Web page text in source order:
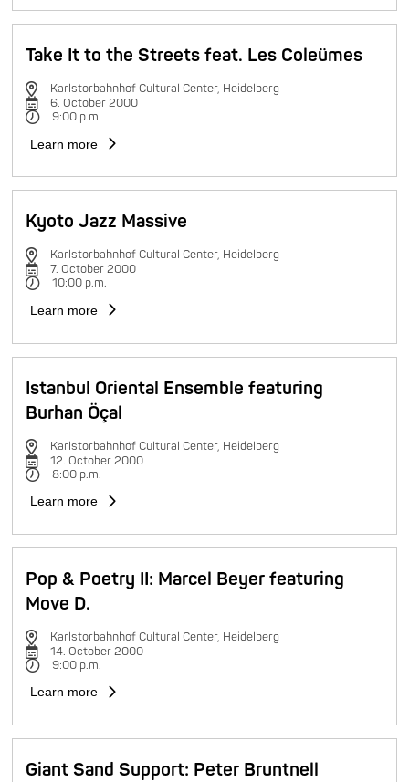
Take It to the Streets feat. Les Coleümes
Karlstorbahnhof Cultural Center, Heidelberg
6. October 2000
9:00 p.m.
Learn more
Kyoto Jazz Massive
Karlstorbahnhof Cultural Center, Heidelberg
7. October 2000
10:00 p.m.
Learn more
Istanbul Oriental Ensemble featuring
Burhan Öçal
Karlstorbahnhof Cultural Center, Heidelberg
12. October 2000
8:00 p.m.
Learn more
Pop & Poetry II: Marcel Beyer featuring
Move D.
Karlstorbahnhof Cultural Center, Heidelberg
14. October 2000
9:00 p.m.
Learn more
Giant Sand Support: Peter Bruntnell